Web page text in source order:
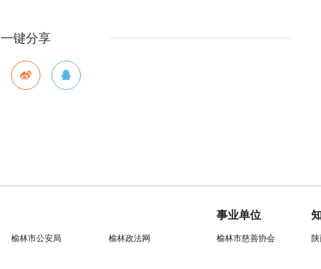
一键分享
榆林市公安局 榆林政法网
事业单位
榆林市慈善协会